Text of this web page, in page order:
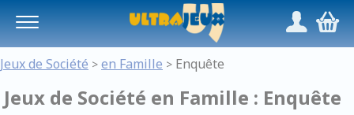
/,
Jeux de Société > en Famille > Enquête
Jeux de Société en Famille : Enquête